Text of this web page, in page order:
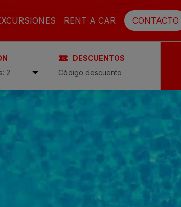
RENT A CAR CONTACTO
2
DESCUENTOS